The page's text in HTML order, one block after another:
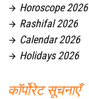
 Horoscope 2026
 Rashifal 2026
 Calendar 2026
 Holidays 2026
कॉर्पोरेट सूचनाएँ